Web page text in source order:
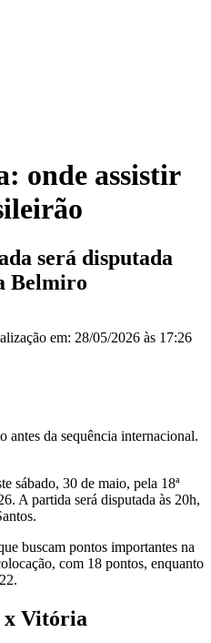
onde assistir
será disputada
Belmiro
em: 28/05/2026 às 17:26
antes da sequência internacional.
sábado, 30 de maio, pela 18ª
A partida será disputada às 20h,
buscam pontos importantes na
com 18 pontos, enquanto
x Vitória